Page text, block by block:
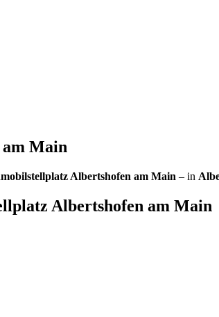
Main
Albertshofen am Main – in
Albertshofen am Main